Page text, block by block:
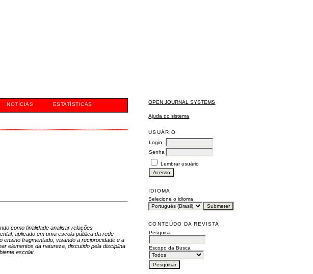
OPEN JOURNAL SYSTEMS
Ajuda do sistema
USUÁRIO
Login
Senha
Lembrar usuário
IDIOMA
Selecione o idioma
CONTEÚDO DA REVISTA
Pesquisa
Escopo da Busca
NOTÍCIAS ESTATÍSTICAS
como finalidade analisar relações
aplicado em uma escola pública da rede
ensino fragmentado, visando a reciprocidade e a
elementos da natureza, discutido pela disciplina
escolar.